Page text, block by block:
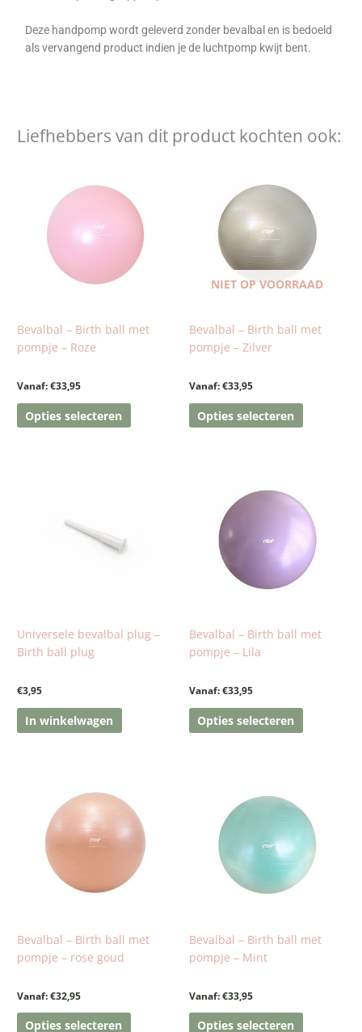
Deze handpomp wordt geleverd zonder bevalbal en is bedoeld
als vervangend product indien je de luchtpomp kwijt bent.
Liefhebbers van dit product kochten ook:
Bevalbal – Birth ball met
pompje – Roze
Vanaf:€33,95
Opties selecteren
heeft
meerdere
variaties.
Deze
optie
worden
NIET OP VOORRAAD
Bevalbal – Birth ball met
pompje – Zilver
Vanaf:€33,95
Opties selecteren
heeft
meerdere
Deze
optie
kan
worden
Universele bevalbal plug –
Birth ball plug
€3,95
In winkelwagen
Bevalbal – Birth ball met
pompje – Lila
Vanaf:€33,95
Opties selecteren
heeft
meerdere
variaties.
Deze
optie
worden
Bevalbal – Birth ball met
pompje – rose goud
Vanaf:€32,95
Opties selecteren
heeft
meerdere
Deze
optie
worden
Bevalbal – Birth ball met
pompje – Mint
Vanaf:€33,95
Opties selecteren
heeft
meerdere
Deze
optie
worden